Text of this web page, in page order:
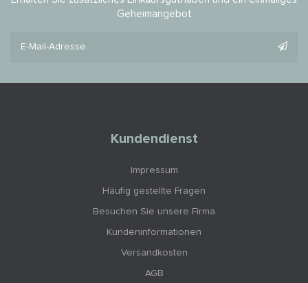
Geheimangebot
Kundendienst
Impressum
Häufig gestellte Fragen
Besuchen Sie unsere Firma
Kundeninformationen
Versandkosten
AGB